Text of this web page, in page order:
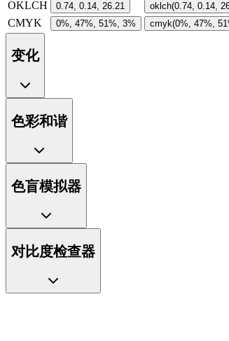
OKLCH 0.74, 0.14, 26.21 oklch(0.74, 0.14,
CMYK 0%, 47%, 51%, 3% cmyk(0%, 47%,
变化
色彩和谐
色盲模拟器
对比度检查器